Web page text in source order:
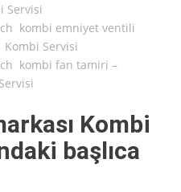
Servisi
kombi emniyet ventili
Servisi
kombi fan tamiri –
Kombi
başlıca